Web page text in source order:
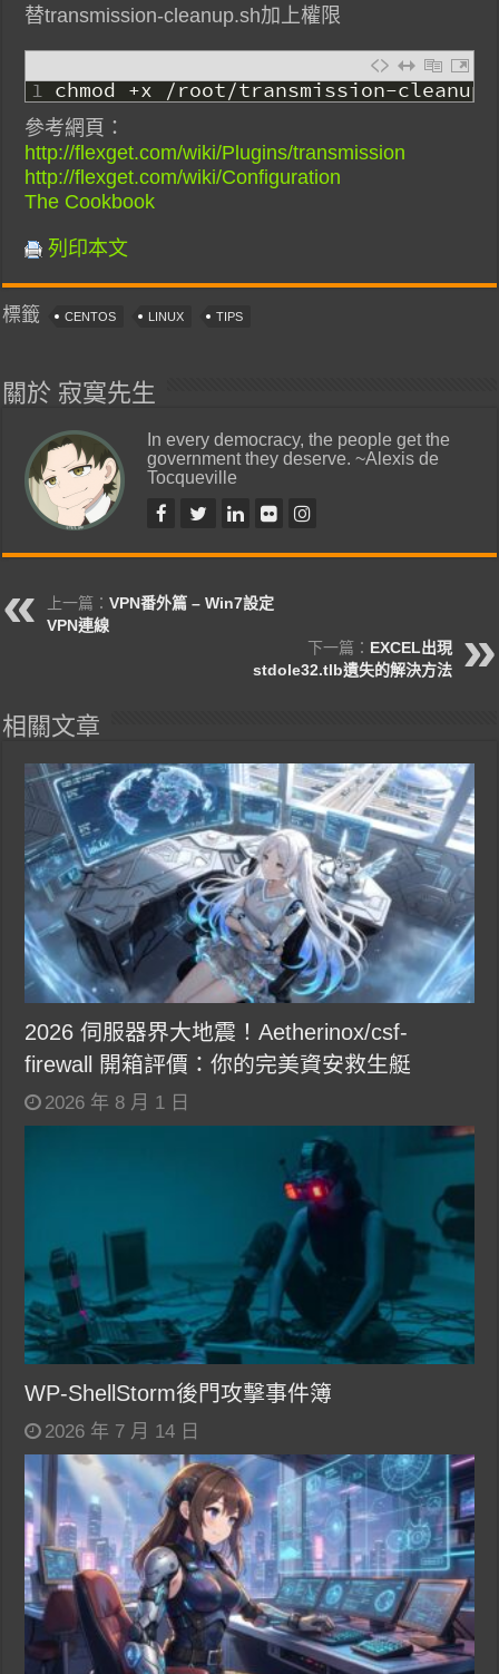
替transmission-cleanup.sh加上權限
1 chmod +x /root/transmission-cleanup
參考網頁：
http://flexget.com/wiki/Plugins/transmission
http://flexget.com/wiki/Configuration
The Cookbook
列印本文
標籤 CENTOS LINUX TIPS
關於 寂寞先生
In every democracy, the people get the
government they deserve. ~Alexis de
Tocqueville
上一篇：VPN番外篇 – Win7設定
VPN連線
下一篇： EXCEL出現
stdole32.tlb遺失的解決方法
相關文章
2026 伺服器界大地震！Aetherinox/csf-
firewall 開箱評價：你的完美資安救生艇
2026 年 8 月 1 日
WP-ShellStorm後門攻擊事件簿
2026 年 7 月 14 日